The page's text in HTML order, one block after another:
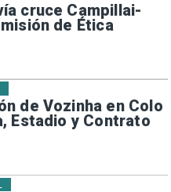
cruce Campillai-
de Ética
de Vozinha en Colo
Estadio y Contrato